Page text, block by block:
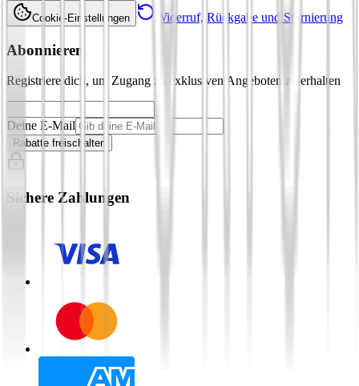
Cookie-Einstellungen Widerruf, Rückgabe und Stornierung
Abonnieren
Registriere dich, um Zugang zu exklusiven Angeboten zu erhalten
Deine E-Mail
Rabatte freischalten
Sichere Zahlungen